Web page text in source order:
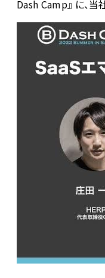
Dash Camp』 に、